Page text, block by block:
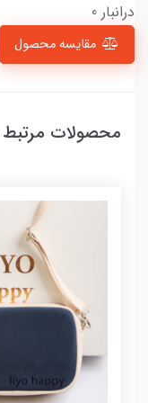
درانبار 0
مقایسه محصول
محصولات مرتبط